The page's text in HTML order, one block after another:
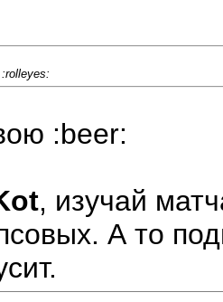
:beer:
, изучай
А то